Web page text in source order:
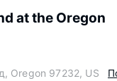
at the Oregon
Oregon 97232, US